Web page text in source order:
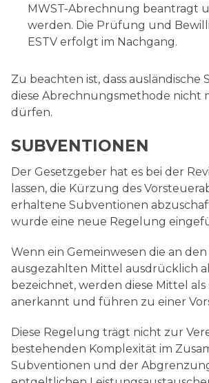
MWST-Abrechnung beantragt
werden. Die Prüfung und
ESTV erfolgt im Nachgang.
Zu beachten ist, dass ausländische
diese Abrechnungsmethode nicht
dürfen.
SUBVENTIONEN
Der Gesetzgeber hat es bei der
lassen, die Kürzung des
erhaltene Subventionen
wurde eine neue Regelung
Wenn ein Gemeinwesen die an
ausgezahlten Mittel ausdrücklich
bezeichnet, werden diese Mittel als
anerkannt und führen zu einer
Diese Regelung trägt nicht zur
bestehenden Komplexität im
Subventionen und der